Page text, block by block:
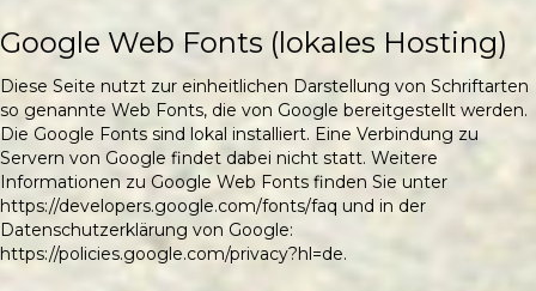
Google Web Fonts (lokales Hosting)
Diese Seite nutzt zur einheitlichen Darstellung von Schriftarten
so genannte Web Fonts, die von Google bereitgestellt werden.
Die Google Fonts sind lokal installiert. Eine Verbindung zu
Servern von Google findet dabei nicht statt. Weitere
Informationen zu Google Web Fonts finden Sie unter
https://developers.google.com/fonts/faq und in der
Datenschutzerklärung von Google:
https://policies.google.com/privacy?hl=de.